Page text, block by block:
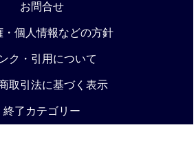
お問合せ
・個人情報などの方針
ク・引用について
取引法に基づく表示
終了カテゴリー